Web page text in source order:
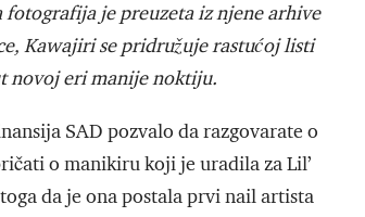
je preuzeta iz njene arhive
Kawajiri se pridružuje rastućoj listi
novoj eri manije noktiju.
SAD pozvalo da razgovarate o
o manikiru koji je uradila za Lil’
da je ona postala prvi nail artista